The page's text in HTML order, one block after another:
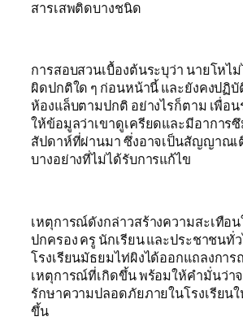
สารเสพติดบางชนิด
การสอบสวนเบื้องต้นระบุว่า นายโหไ
ผิดปกติใด ๆ ก่อนหน้านี้ และยังคงปฏิ
ห้องแล็บตามปกติ อย่างไรก็ตาม เพื่อ
ให้ข้อมูลว่าเขาดูเครียดและมีอาการ
สัปดาห์ที่ผ่านมา ซึ่งอาจเป็นสัญญาณ
บางอย่างที่ไม่ได้รับการแก้ไข
เหตุการณ์ดังกล่าวสร้างความสะเทือ
ปกครอง ครู นักเรียน และประชาชนทั่
โรงเรียนมัธยมไท่ผิงได้ออกแถลงกา
เหตุการณ์ที่เกิดขึ้น พร้อมให้คำมั่นว่า
รักษาความปลอดภัยภายในโรงเรียน
ขึ้น